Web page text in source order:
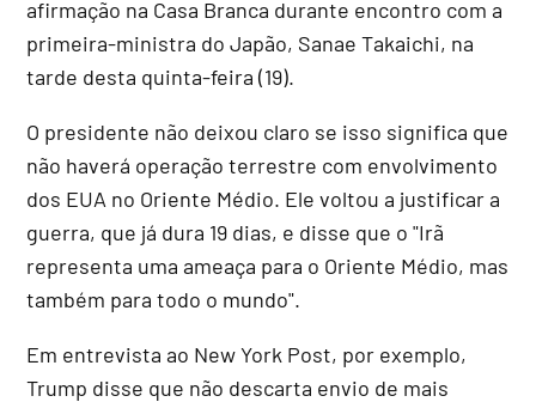
afirmação na Casa Branca durante encontro com a
primeira-ministra do Japão, Sanae Takaichi, na
tarde desta quinta-feira (19).
O presidente não deixou claro se isso significa que
não haverá operação terrestre com envolvimento
dos EUA no Oriente Médio. Ele voltou a justificar a
guerra, que já dura 19 dias, e disse que o "Irã
representa uma ameaça para o Oriente Médio, mas
também para todo o mundo".
Em entrevista ao New York Post, por exemplo,
Trump disse que não descarta envio de mais